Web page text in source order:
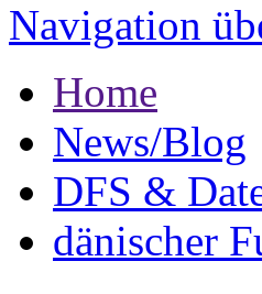
Navigation
Home
News/Blog
DFS &
dänischer